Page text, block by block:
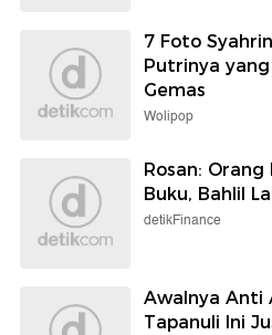
7 Foto
Putrinya
Gemas
Wolipop
Rosan: Orang
Buku, Bahlil
detikFinance
Awalnya Anti
Tapanuli Ini